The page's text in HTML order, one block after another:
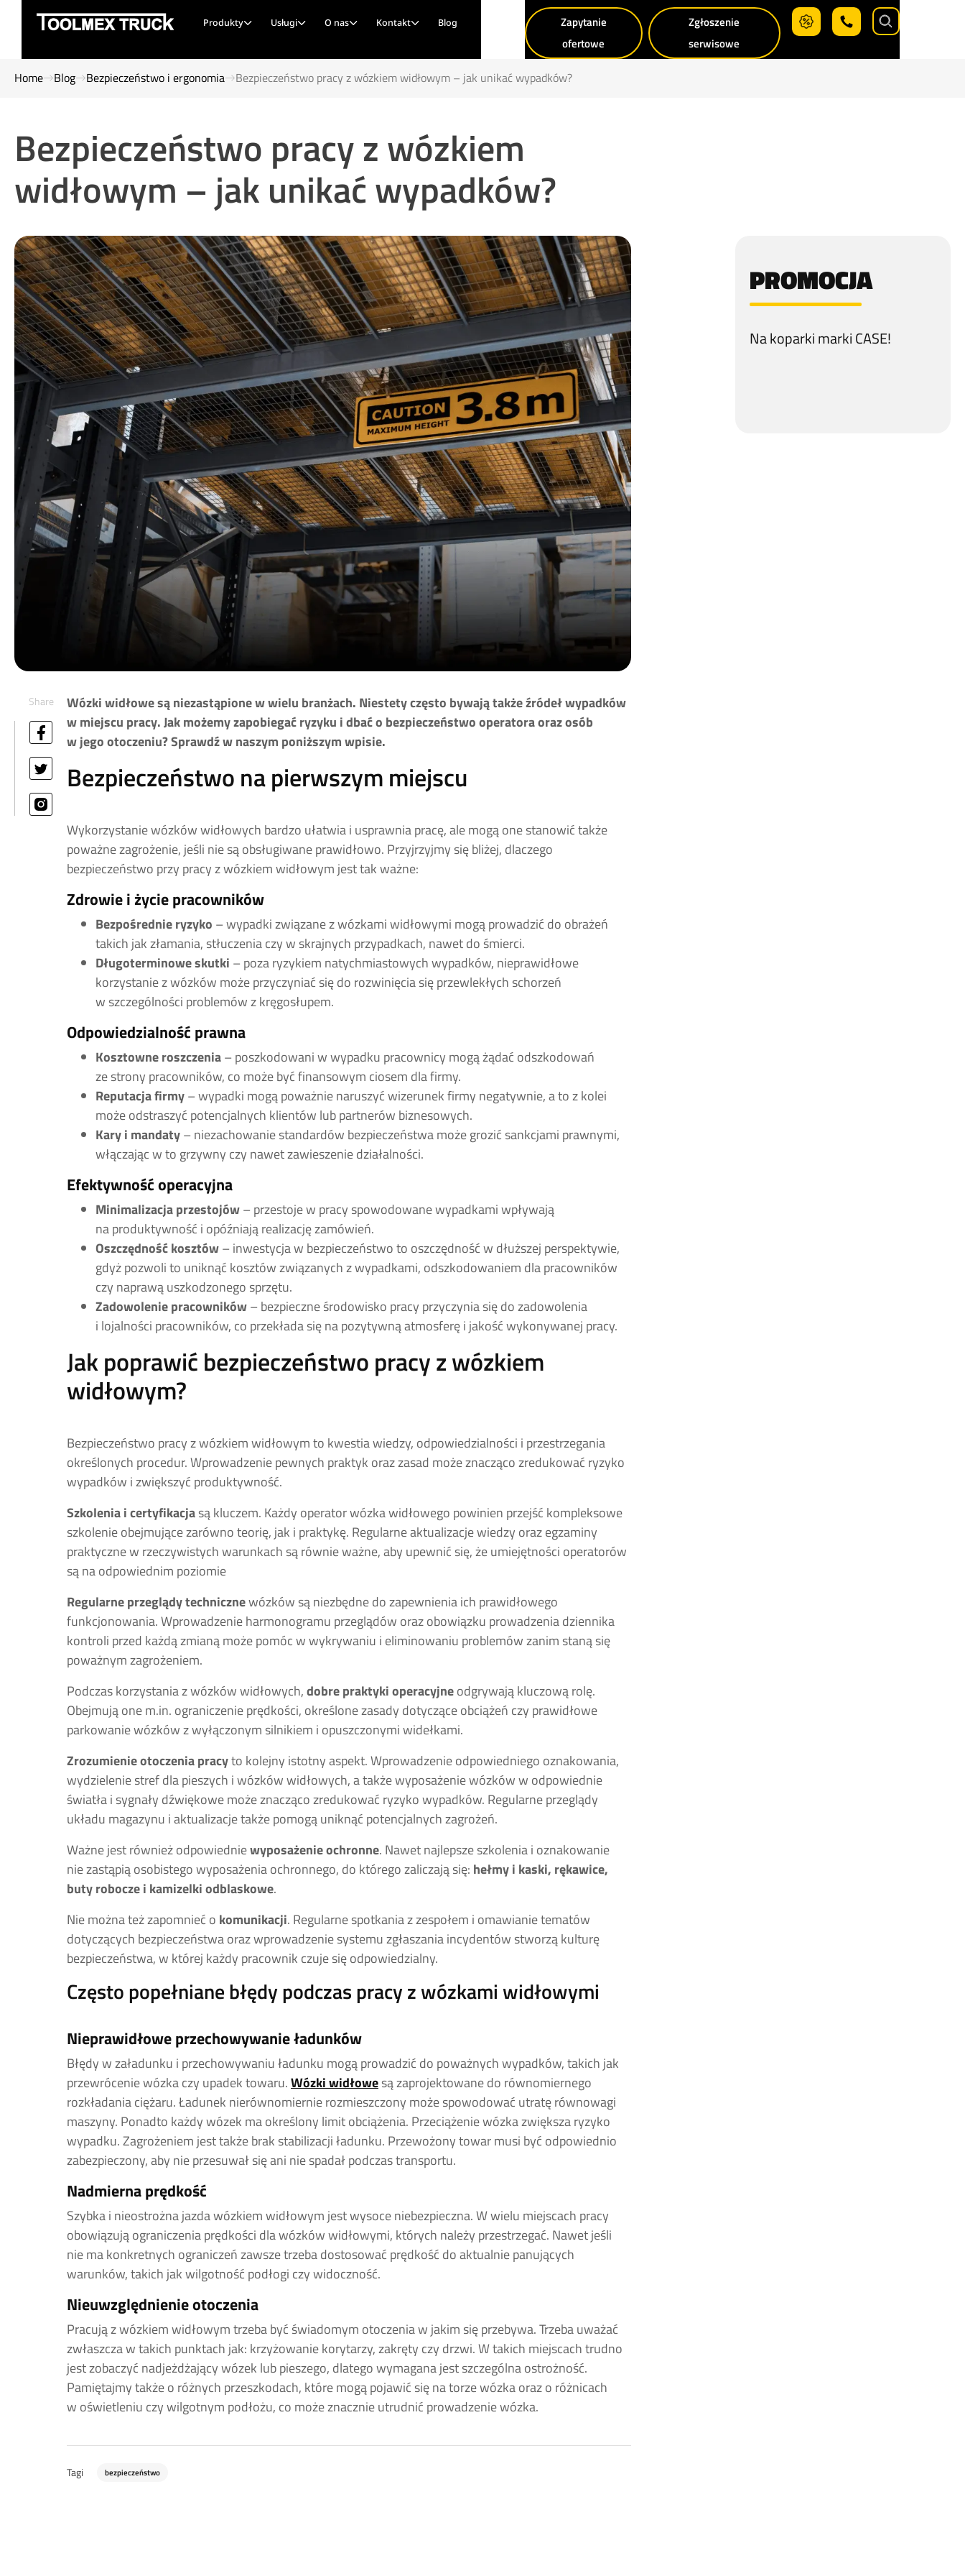
Produkty Usługi O nas Kontakt Blog
Zapytanie
ofertowe
Zgłoszenie
serwisowe
Search
Home Blog Bezpieczeństwo i ergonomia Bezpieczeństwo pracy z wózkiem widłowym – jak unikać wypadków?
Bezpieczeństwo pracy z wózkiem
widłowym – jak unikać wypadków?
Share
Wózki widłowe są niezastąpione w wielu branżach. Niestety często bywają także źródeł wypadków
w miejscu pracy. Jak możemy zapobiegać ryzyku i dbać o bezpieczeństwo operatora oraz osób
w jego otoczeniu? Sprawdź w naszym poniższym wpisie.
Bezpieczeństwo na pierwszym miejscu
Wykorzystanie wózków widłowych bardzo ułatwia i usprawnia pracę, ale mogą one stanowić także
poważne zagrożenie, jeśli nie są obsługiwane prawidłowo. Przyjrzyjmy się bliżej, dlaczego
bezpieczeństwo przy pracy z wózkiem widłowym jest tak ważne:
Zdrowie i życie pracowników
Bezpośrednie ryzyko – wypadki związane z wózkami widłowymi mogą prowadzić do obrażeń
takich jak złamania, stłuczenia czy w skrajnych przypadkach, nawet do śmierci.
Długoterminowe skutki – poza ryzykiem natychmiastowych wypadków, nieprawidłowe
korzystanie z wózków może przyczyniać się do rozwinięcia się przewlekłych schorzeń
w szczególności problemów z kręgosłupem.
Odpowiedzialność prawna
Kosztowne roszczenia– poszkodowani w wypadku pracownicy mogą żądać odszkodowań
ze strony pracowników, co może być finansowym ciosem dla firmy.
Reputacja firmy– wypadki mogą poważnie naruszyć wizerunek firmy negatywnie, a to z kolei
może odstraszyć potencjalnych klientów lub partnerów biznesowych.
Kary i mandaty– niezachowanie standardów bezpieczeństwa może grozić sankcjami prawnymi,
włączając w to grzywny czy nawet zawieszenie działalności.
Efektywność operacyjna
Minimalizacja przestojów– przestoje w pracy spowodowane wypadkami wpływają
na produktywność i opóźniają realizację zamówień.
Oszczędność kosztów– inwestycja w bezpieczeństwo to oszczędność w dłuższej perspektywie,
gdyż pozwoli to uniknąć kosztów związanych z wypadkami, odszkodowaniem dla pracowników
czy naprawą uszkodzonego sprzętu.
Zadowolenie pracowników– bezpieczne środowisko pracy przyczynia się do zadowolenia
i lojalności pracowników, co przekłada się na pozytywną atmosferę i jakość wykonywanej pracy.
Jak poprawić bezpieczeństwo pracy z wózkiem
widłowym?
Bezpieczeństwo pracy z wózkiem widłowym to kwestia wiedzy, odpowiedzialności i przestrzegania
określonych procedur. Wprowadzenie pewnych praktyk oraz zasad może znacząco zredukować ryzyko
wypadków i zwiększyć produktywność.
Szkolenia i certyfikacjasą kluczem. Każdy operator wózka widłowego powinien przejść kompleksowe
szkolenie obejmujące zarówno teorię, jak i praktykę. Regularne aktualizacje wiedzy oraz egzaminy
praktyczne w rzeczywistych warunkach są równie ważne, aby upewnić się, że umiejętności operatorów
są na odpowiednim poziomie
Regularne przeglądy technicznewózków są niezbędne do zapewnienia ich prawidłowego
funkcjonowania. Wprowadzenie harmonogramu przeglądów oraz obowiązku prowadzenia dziennika
kontroli przed każdą zmianą może pomóc w wykrywaniu i eliminowaniu problemów zanim staną się
poważnym zagrożeniem.
Podczas korzystania z wózków widłowych,dobre praktyki operacyjneodgrywają kluczową rolę.
Obejmują one m.in. ograniczenie prędkości, określone zasady dotyczące obciążeń czy prawidłowe
parkowanie wózków z wyłączonym silnikiem i opuszczonymi widełkami.
Zrozumienie otoczenia pracyto kolejny istotny aspekt. Wprowadzenie odpowiedniego oznakowania,
wydzielenie stref dla pieszych i wózków widłowych, a także wyposażenie wózków w odpowiednie
światła i sygnały dźwiękowe może znacząco zredukować ryzyko wypadków. Regularne przeglądy
układu magazynu i aktualizacje także pomogą uniknąć potencjalnych zagrożeń.
Ważne jest również odpowiedniewyposażenie ochronne. Nawet najlepsze szkolenia i oznakowanie
nie zastąpią osobistego wyposażenia ochronnego, do którego zaliczają się: hełmy i kaski, rękawice,
buty robocze i kamizelki odblaskowe.
Nie można też zapomnieć o komunikacji. Regularne spotkania z zespołem i omawianie tematów
dotyczących bezpieczeństwa oraz wprowadzenie systemu zgłaszania incydentów stworzą kulturę
bezpieczeństwa, w której każdy pracownik czuje się odpowiedzialny.
Często popełniane błędy podczas pracy z wózkami widłowymi
Nieprawidłowe przechowywanie ładunków
Błędy w załadunku i przechowywaniu ładunku mogą prowadzić do poważnych wypadków, takich jak
przewrócenie wózka czy upadek towaru.Wózki widłowesą zaprojektowane do równomiernego
rozkładania ciężaru. Ładunek nierównomiernie rozmieszczony może spowodować utratę równowagi
maszyny. Ponadto każdy wózek ma określony limit obciążenia. Przeciążenie wózka zwiększa ryzyko
wypadku. Zagrożeniem jest także brak stabilizacji ładunku. Przewożony towar musi być odpowiednio
zabezpieczony, aby nie przesuwał się ani nie spadał podczas transportu.
Nadmierna prędkość
Szybka i nieostrożna jazda wózkiem widłowym jest wysoce niebezpieczna. W wielu miejscach pracy
obowiązują ograniczenia prędkości dla wózków widłowymi, których należy przestrzegać. Nawet jeśli
nie ma konkretnych ograniczeń zawsze trzeba dostosować prędkość do aktualnie panujących
warunków, takich jak wilgotność podłogi czy widoczność.
Nieuwzględnienie otoczenia
Pracują z wózkiem widłowym trzeba być świadomym otoczenia w jakim się przebywa. Trzeba uważać
zwłaszcza w takich punktach jak: krzyżowanie korytarzy, zakręty czy drzwi. W takich miejscach trudno
jest zobaczyć nadjeżdżający wózek lub pieszego, dlatego wymagana jest szczególna ostrożność.
Pamiętajmy także o różnych przeszkodach, które mogą pojawić się na torze wózka oraz o różnicach
w oświetleniu czy wilgotnym podłożu, co może znacznie utrudnić prowadzenie wózka.
Tagi bezpieczeństwo
PROMOCJA
Na koparki marki CASE!